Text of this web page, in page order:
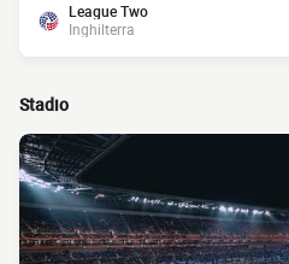
League Two
Inghilterra
Stadio